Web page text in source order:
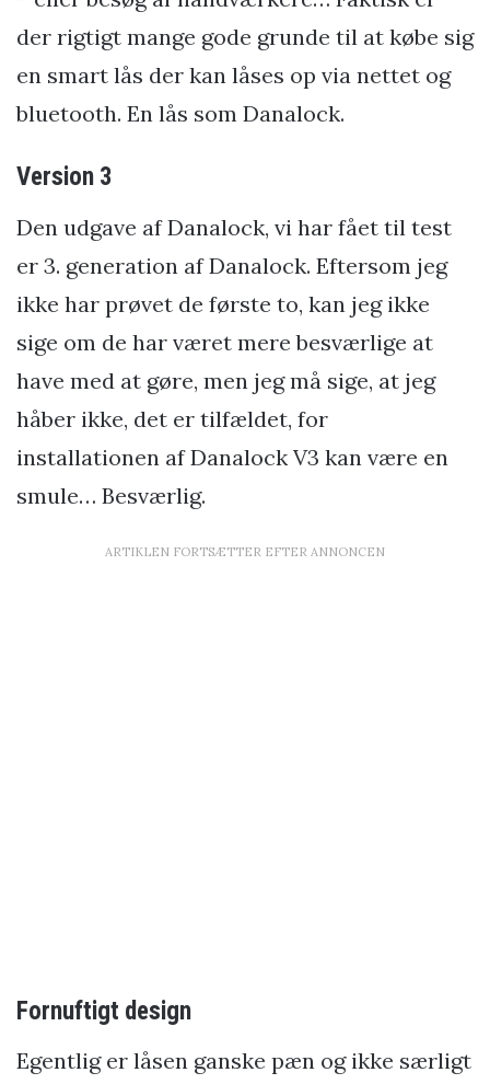
der rigtigt mange gode grunde til at købe sig
en smart lås der kan låses op via nettet og
bluetooth. En lås som Danalock.
Version 3
Den udgave af Danalock, vi har fået til test
er 3. generation af Danalock. Eftersom jeg
ikke har prøvet de første to, kan jeg ikke
sige om de har været mere besværlige at
have med at gøre, men jeg må sige, at jeg
håber ikke, det er tilfældet, for
installationen af Danalock V3 kan være en
smule… Besværlig.
ARTIKLEN FORTSÆTTER EFTER ANNONCEN
Fornuftigt design
Egentlig er låsen ganske pæn og ikke særligt